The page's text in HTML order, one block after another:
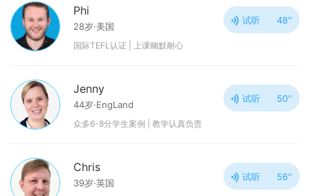
Phi
28岁·美国
国际TEFL认证 | 上课幽默耐心
试听 48''
Jenny
44岁·EngLand
众多6-8分学生案例 | 教学认真负责
试听 50''
Chris
39岁·英国
试听 56''